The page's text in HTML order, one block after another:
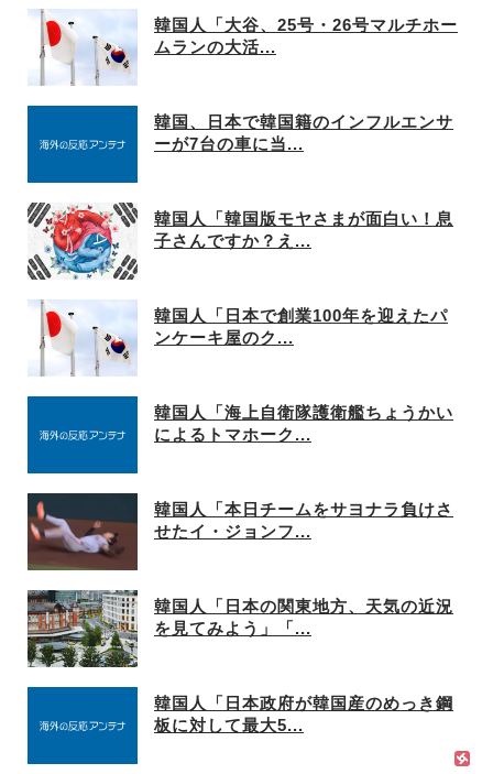
韓国人「大谷、25号・26号マルチホー
ムランの大活...
韓国、日本で韓国籍のインフルエンサ
ーが7台の車に当...
韓国人「韓国版モヤさまが面白い！息
子さんですか？え...
韓国人「日本で創業100年を迎えたパ
ンケーキ屋のク...
韓国人「海上自衛隊護衛艦ちょうかい
によるトマホーク...
韓国人「本日チームをサヨナラ負けさ
せたイ・ジョンフ...
韓国人「日本の関東地方、天気の近況
を見てみよう」「...
韓国人「日本政府が韓国産のめっき鋼
板に対して最大5...